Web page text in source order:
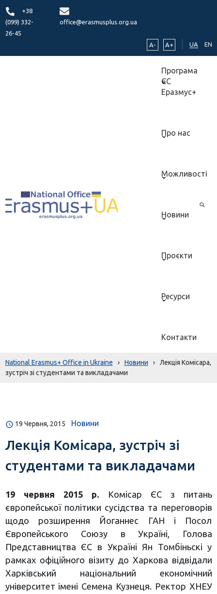
+38
(099) 332-
26-45
office@erasmusplus.org.ua
A- A+ UA EN
Програма
ЄС
Еразмус+
Про нас
Можливості
Новини
Проєкти
Ресурси
Контакти
National Erasmus+ Office in Ukraine › Новини ›
Лекція Комісара,
зустріч зі студентами та викладачами
19 Червня, 2015 Новини
Лекція Комісара, зустріч зі
студентами та викладачами
19 червня 2015 р. Комісар ЄС з питань
європейської політики сусідства та переговорів
щодо розширення Йоганнес ГАН і Посол
Європейського Союзу в Україні, Голова
Представництва ЄС в Україні Ян Томбіньскі у
рамках офіційного візиту до Харкова відвідали
Харківський національний економічний
університет імені Семена Кузнеця. Ректор ХНЕУ